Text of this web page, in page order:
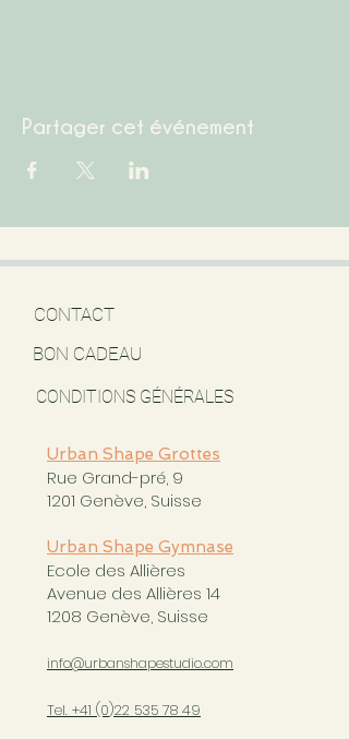
Partager cet événement
CONTACT
BON CADEAU
CONDITIONS GÉNÉRALES
Urban Shape Grottes
Rue Grand-pré, 9
1201 Genève, Suisse
Urban Shape Gymnase
Ecole des Allières
Avenue des Allières 14
1208 Genève, Suisse
info@urbanshapestudio.com
Tel. +41 (0)22 535 78 49